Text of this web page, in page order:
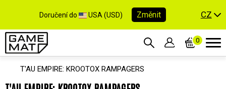
Doručení do USA (USD) Změnit CZ
0
T'AU EMPIRE: KROOTOX RAMPAGERS